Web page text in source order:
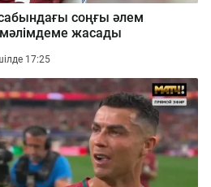
соңғы әлем
жасады
17:25